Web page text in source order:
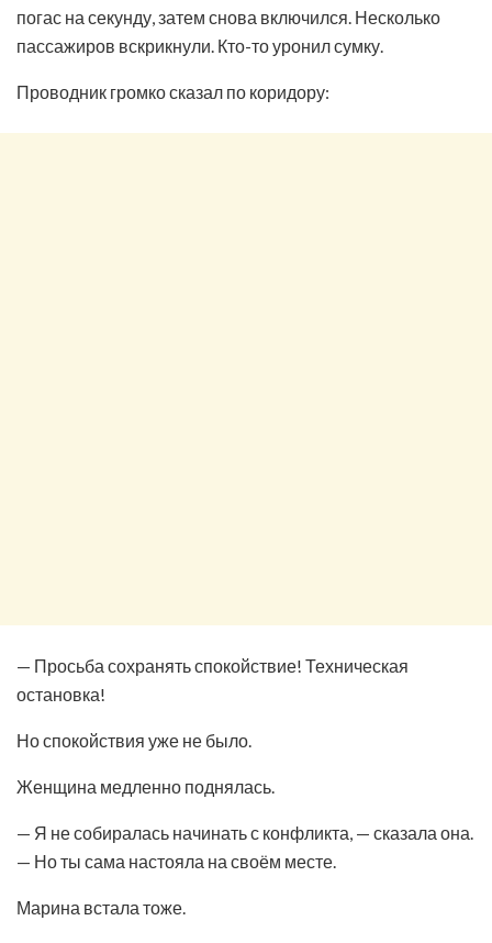
погас на секунду, затем снова включился. Несколько
пассажиров вскрикнули. Кто-то уронил сумку.
Проводник громко сказал по коридору:
— Просьба сохранять спокойствие! Техническая
остановка!
Но спокойствия уже не было.
Женщина медленно поднялась.
— Я не собиралась начинать с конфликта, — сказала она.
— Но ты сама настояла на своём месте.
Марина встала тоже.